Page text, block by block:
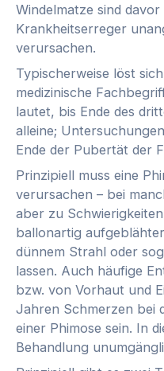
Windelmatze sind davor
Krankheitserreger
verursachen.
Typischerweise löst
medizinische
lautet, bis Ende des
alleine;
Ende der Pubertät der
Prinzipiell muss eine
verursachen – bei
aber zu
ballonartig
dünnem Strahl oder
lassen. Auch häufige
bzw. von Vorhaut und
Jahren Schmerzen bei
einer Phimose sein. In
Behandlung